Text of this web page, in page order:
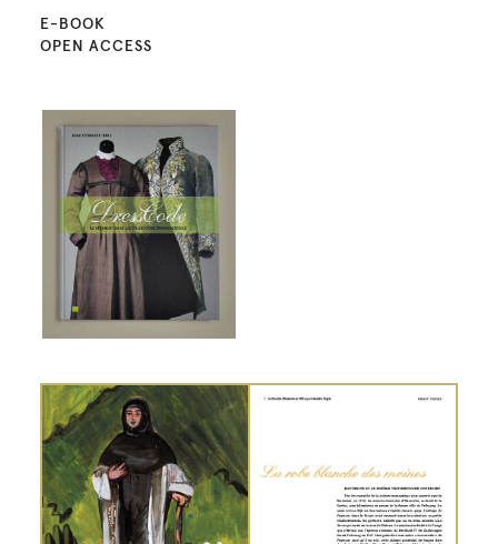
E-BOOK
OPEN ACCESS